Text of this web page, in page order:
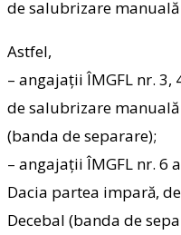
de salubrizare
Astfel,
– angajații ÎMGFL nr.
de salubrizare
(banda de separare);
– angajații ÎMGFL nr. 6
Dacia partea impară,
Decebal (banda de